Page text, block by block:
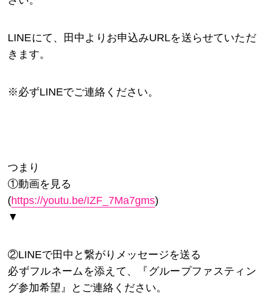
LINEにて、田中よりお申込みURLを送らせていただ
きます。
※必ずLINEでご連絡ください。
つまり
①動画を見る
(https://youtu.be/IZF_7Ma7gms)
▼
②LINEで田中と繋がりメッセージを送る
必ずフルネームを添えて、『グループファスティン
グ参加希望』とご連絡ください。